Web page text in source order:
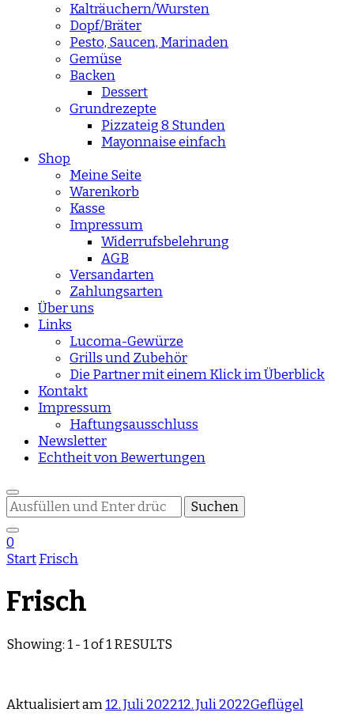
Kalträuchern/Wursten
Dopf/Bräter
Pesto, Saucen, Marinaden
Gemüse
Backen
Dessert
Grundrezepte
Pizzateig 8 Stunden
Mayonnaise einfach
Shop
Meine Seite
Warenkorb
Kasse
Impressum
Widerrufsbelehrung
AGB
Versandarten
Zahlungsarten
Über uns
Links
Lucoma-Gewürze
Grills und Zubehör
Die Partner mit einem Klick im Überblick
Kontakt
Impressum
Haftungsausschluss
Newsletter
Echtheit von Bewertungen
Suchst
du
nach
etwas?
0
StartFrisch
Frisch
Showing: 1 - 1 of 1 RESULTS
Aktualisiert am12. Juli 202212. Juli 2022Geflügel